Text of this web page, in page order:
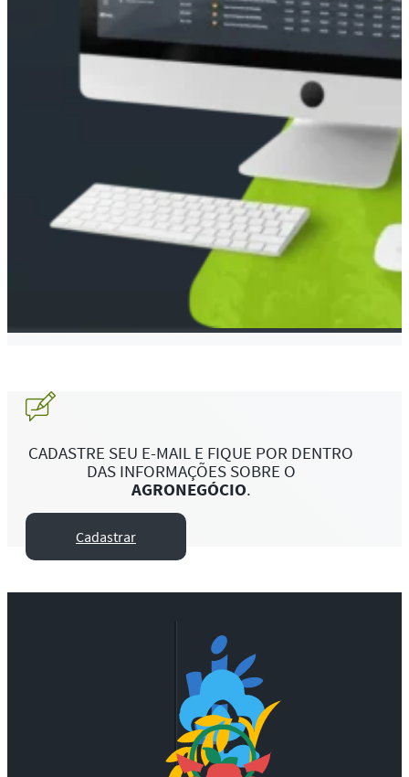
CADASTRE SEU E-MAIL E FIQUE POR DENTRO
DAS INFORMAÇÕES SOBRE O
AGRONEGÓCIO.
Cadastrar